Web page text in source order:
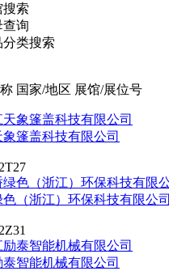
搜索
查询
类搜索
国家/地区 展馆/展位号
篷盖科技有限公司
（浙江）环保科技有限公司
智能机械有限公司